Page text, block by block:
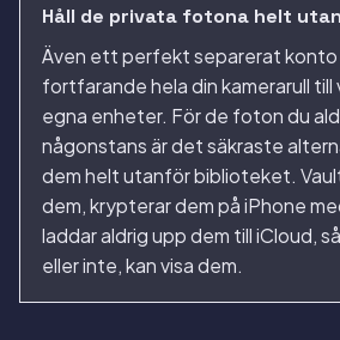
Håll de privata fotona helt
Även ett perfekt separerat konto
fortfarande hela din kamerarull till
egna enheter. För de foton du
någonstans är det säkraste
dem helt utanför biblioteket.
dem, krypterar dem på iPhone
laddar aldrig upp dem till iCloud,
eller inte, kan visa dem.